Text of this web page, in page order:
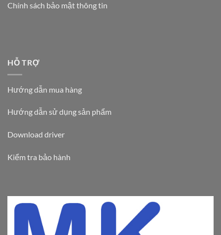
Chính sách bảo mật thông tin
HỖ TRỢ
Hướng dẫn mua hàng
Hướng dẫn sử dụng sản phẩm
Download driver
Kiểm tra bảo hành